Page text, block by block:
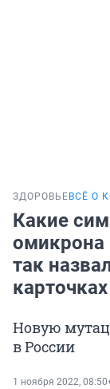
ЗДОРОВЬЕ ВСЁ О
Какие
омикрона
так
карточках
Новую
в России
1 ноября 2022, 08:50